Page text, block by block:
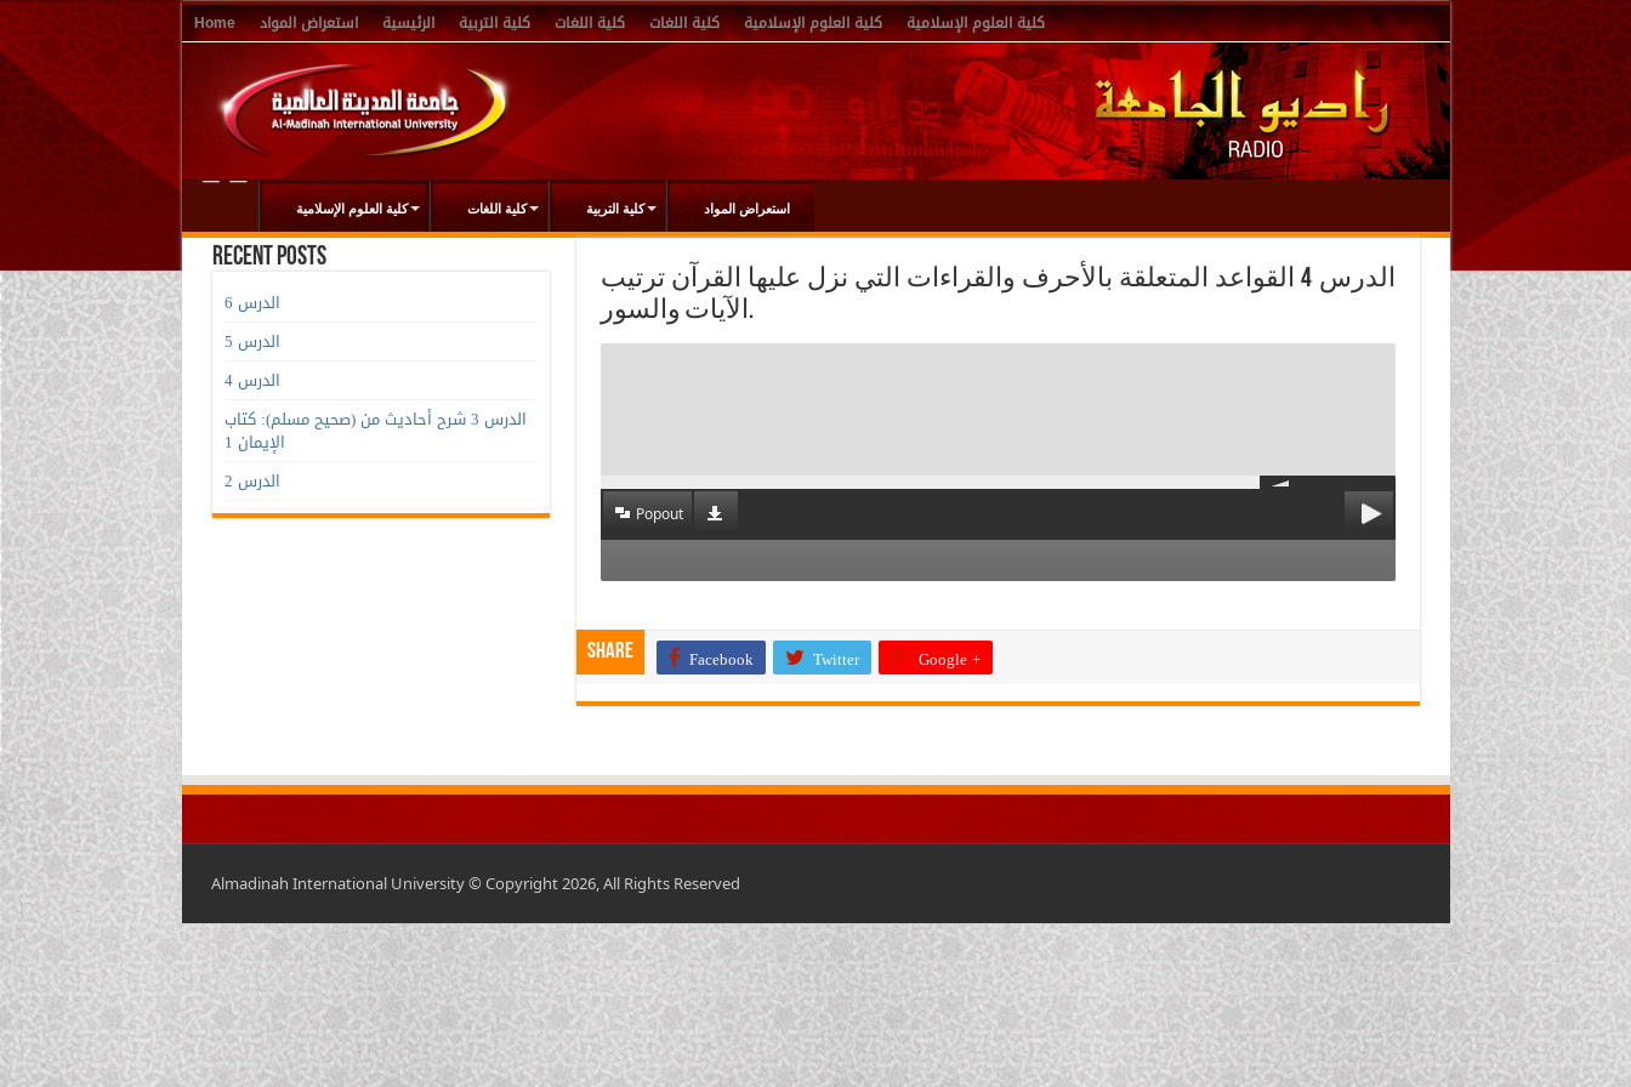
Home استعراض المواد الرئيسية كلية التربية كلية اللغات كلية اللغات كلية العلوم الإسلامية كلية العلوم الإسلامية
كلية العلوم الإسلامية كلية اللغات كلية التربية استعراض المواد
الدرس 4 القواعد المتعلقة بالأحرف والقراءات التي نزل عليها القرآن ترتيب
الآيات والسور.
Popout
Share Facebook Twitter Google +
Recent Posts
الدرس 6
الدرس 5
الدرس 4
الدرس 3 شرح أحاديث من (صحيح مسلم): كتاب
الإيمان 1
الدرس 2
Almadinah International University © Copyright 2026, All Rights Reserved